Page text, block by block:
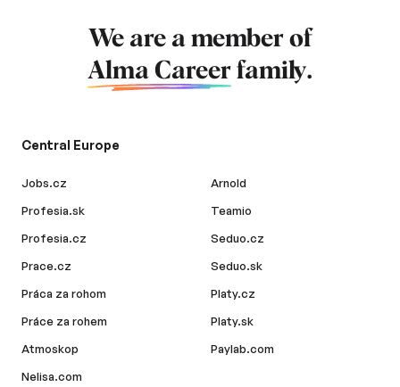
We are a member of
Alma Career family.
Central Europe
Jobs.cz
Profesia.sk
Profesia.cz
Prace.cz
Práca za rohom
Práce za rohem
Atmoskop
Nelisa.com
Arnold
Teamio
Seduo.cz
Seduo.sk
Platy.cz
Platy.sk
Paylab.com